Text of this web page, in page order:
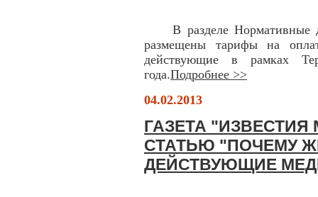
В разделе Нормативные
размещены тарифы на
действующие в рамках
года.Подробнее >>
04.02.2013
ГАЗЕТА
СТАТЬЮ "ПОЧЕМУ
ДЕЙСТВУЮЩИЕ